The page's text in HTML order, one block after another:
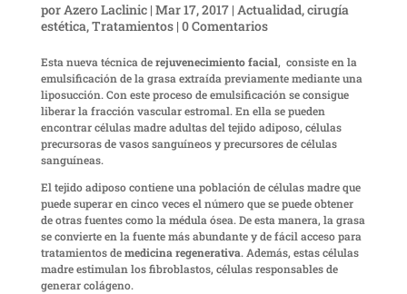
porAzero Laclinic| Mar 17, 2017| Actualidad,cirugía
estética,Tratamientos| 0 Comentarios
Esta nueva técnica derejuvenecimiento facial, consiste en la
emulsificación de la grasa extraída previamente mediante una
liposucción. Con este proceso de emulsificación se consigue
liberar la fracción vascular estromal. En ella se pueden
encontrar células madre adultas del tejido adiposo, células
precursoras de vasos sanguíneos y precursores de células
sanguíneas.
El tejido adiposo contiene una población de células madre que
puede superar en cinco veces el número que se puede obtener
de otras fuentes como la médula ósea. De esta manera, la grasa
se convierte en la fuente más abundante y de fácil acceso para
tratamientos demedicina regenerativa. Además, estas células
madre estimulan los fibroblastos, células responsables de
generar colágeno.